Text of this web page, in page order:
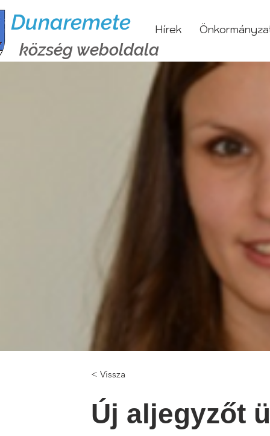
Dunaremete Hírek
község weboldala
< Vissza
Új aljegyzőt